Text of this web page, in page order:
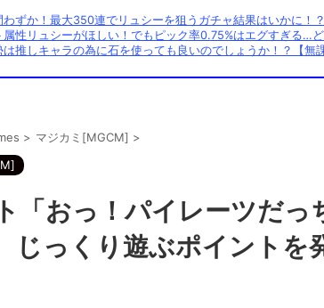
わずか！最大350連でリュシーを狙うガチャ結果はいかに！
属性リュシーがほしい！でもピック率0.75%はエグすぎる…
は推しキャラの為に石を使っても良いのでしょうか！？【無
> マジカミ[MGCM] >
「おっ！パイレーツだっ
っくり遊ぶポイントを